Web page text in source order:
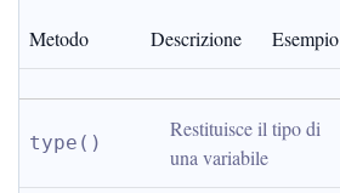
Metodo Descrizione Esempio
type()
Restituisce il tipo di
una variabile